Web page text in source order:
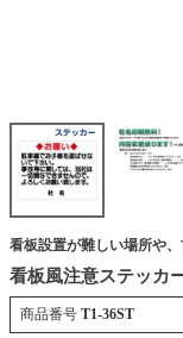
看板設置が難しい場所や
看板風注意ステッカ
商品番号 T1-36ST